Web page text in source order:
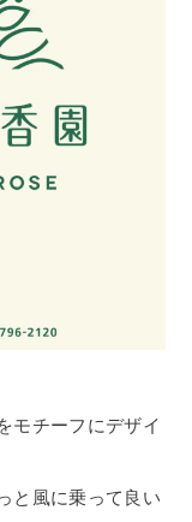
モチーフにデザイ
と風に乗って良い